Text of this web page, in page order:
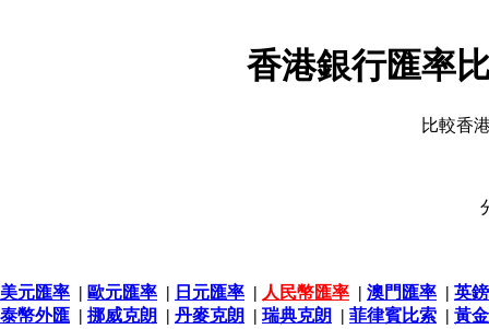
香港銀行匯率
比較香
美元匯率 | 歐元匯率 | 日元匯率 | 人民幣匯率 | 澳門匯率 | 英
泰幣外匯 | 挪威克朗 | 丹麥克朗 | 瑞典克朗 | 菲律賓比索 | 黃